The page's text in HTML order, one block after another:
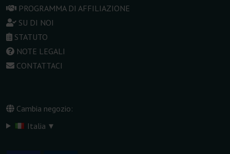
PROGRAMMA DI AFFILIAZIONE
SU DI NOI
STATUTO
NOTE LEGALI
CONTATTACI
Cambia negozio:
Italia ▾